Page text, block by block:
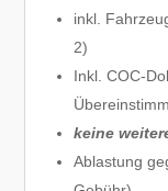
inkl.
2)
Inkl. COC-
keine
Ablastung